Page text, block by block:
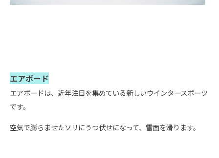
エアボード
エアボードは、近年注目を集めている新しいウインタースポーツ
です。
空気で膨らませたソリにうつ伏せになって、雪面を滑ります。